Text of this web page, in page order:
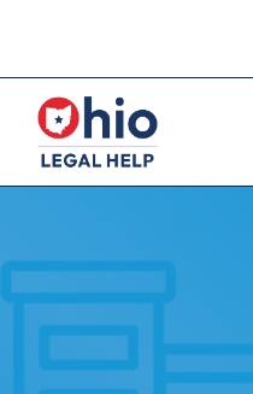
main
content
Основна
навіґація
Основна
навіґація